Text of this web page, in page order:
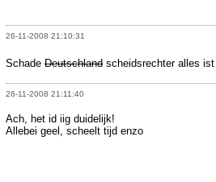
26-11-2008 21:10:31
Schade Deutschland scheidsrechter alles ist
26-11-2008 21:11:40
Ach, het id iig duidelijk!
Allebei geel, scheelt tijd enzo